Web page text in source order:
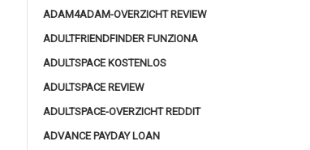
ADAM4ADAM-OVERZICHT REVIEW
ADULTFRIENDFINDER FUNZIONA
ADULTSPACE KOSTENLOS
ADULTSPACE REVIEW
ADULTSPACE-OVERZICHT REDDIT
ADVANCE PAYDAY LOAN